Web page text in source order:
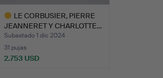
LE CORBUSIER, PIERRE
JEANNERET Y CHARLOTTE…
Subastado 1 dic 2024
31 pujas
2.753 USD